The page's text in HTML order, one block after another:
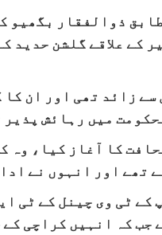
کے علاقے گلشن حدید
بگھیو کی عمر 50 سال سے
میں رہائش پذیر
بگھیو نے 1990 میں صحافت کا
نے ادارے میں تقریبا
کے ٹی وی چینل کے ٹی
جب کہ انہیں کراچی